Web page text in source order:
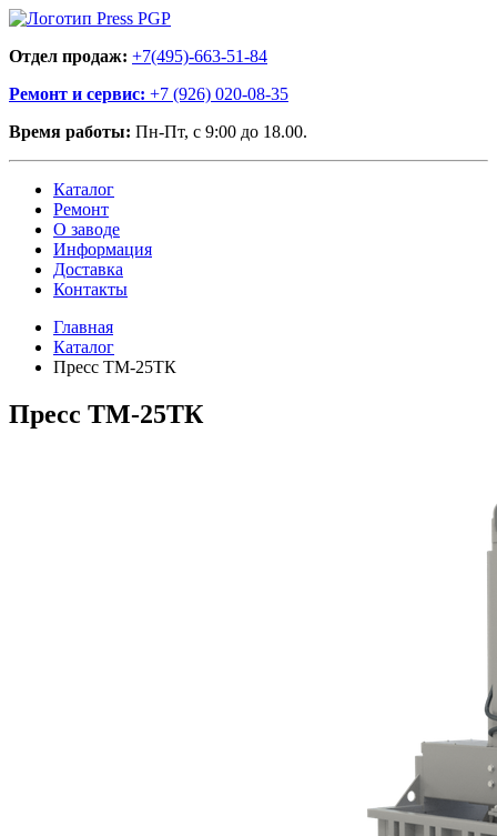
Отдел продаж: +7(495)-663-51-84
Ремонт и сервис: +7 (926) 020-08-35
Время работы: Пн-Пт, с 9:00 до 18.00.
Каталог
Ремонт
О заводе
Информация
Доставка
Контакты
Главная
Каталог
Пресс ТМ-25ТК
Пресс ТМ-25ТК